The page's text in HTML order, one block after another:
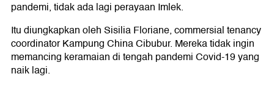
pandemi, tidak ada lagi perayaan Imlek.
Itu diungkapkan oleh Sisilia Floriane, commersial tenancy
coordinator Kampung China Cibubur. Mereka tidak ingin
memancing keramaian di tengah pandemi Covid-19 yang
naik lagi.